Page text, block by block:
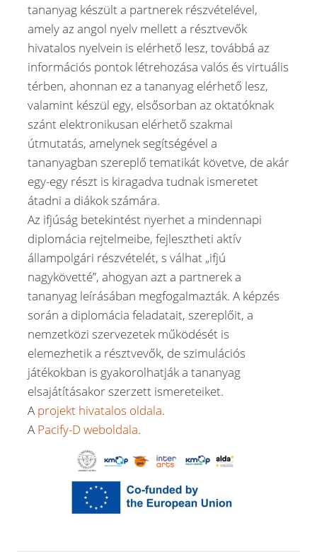
tananyag készült a partnerek részvételével,
amely az angol nyelv mellett a résztvevők
hivatalos nyelvein is elérhető lesz, továbbá az
információs pontok létrehozása valós és virtuális
térben, ahonnan ez a tananyag elérhető lesz,
valamint készül egy, elsősorban az oktatóknak
szánt elektronikusan elérhető szakmai
útmutatás, amelynek segítségével a
tananyagban szereplő tematikát követve, de akár
egy-egy részt is kiragadva tudnak ismeretet
átadni a diákok számára.
Az ifjúság betekintést nyerhet a mindennapi
diplomácia rejtelmeibe, fejlesztheti aktív
állampolgári részvételét, s válhat „ifjú
nagykövetté”, ahogyan azt a partnerek a
tananyag leírásában megfogalmazták. A képzés
során a diplomácia feladatait, szereplőit, a
nemzetközi szervezetek működését is
elemezhetik a résztvevők, de szimulációs
játékokban is gyakorolhatják a tananyag
elsajátításakor szerzett ismereteiket.
A projekt hivatalos oldala.
A Pacify-D weboldala.